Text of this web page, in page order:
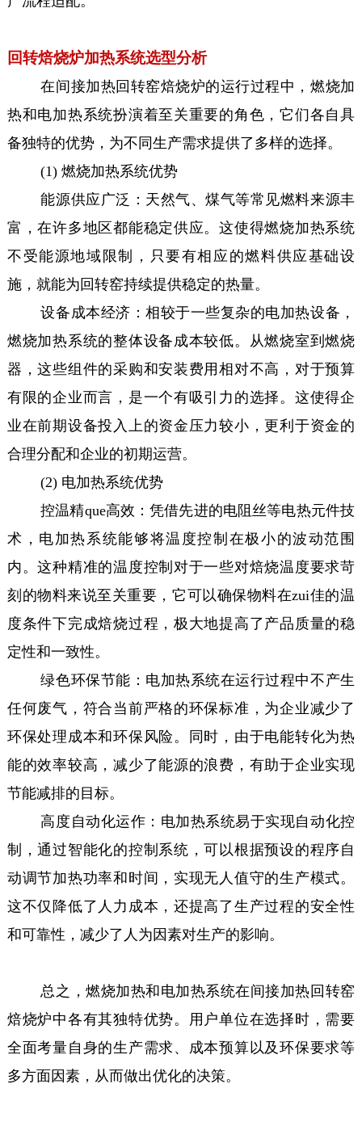
回转焙烧炉加热系统选型分析
在间接加热回转窑焙烧炉的运行过程中，燃烧加
热和电加热系统扮演着至关重要的角色，它们各自具
备独特的优势，为不同生产需求提供了多样的选择。
(1) 燃烧加热系统优势
能源供应广泛：天然气、煤气等常见燃料来源丰
富，在许多地区都能稳定供应。这使得燃烧加热系统
不受能源地域限制，只要有相应的燃料供应基础设
施，就能为回转窑持续提供稳定的热量。
设备成本经济：相较于一些复杂的电加热设备，
燃烧加热系统的整体设备成本较低。从燃烧室到燃烧
器，这些组件的采购和安装费用相对不高，对于预算
有限的企业而言，是一个有吸引力的选择。这使得企
业在前期设备投入上的资金压力较小，更利于资金的
合理分配和企业的初期运营。
(2) 电加热系统优势
控温精que高效：凭借先进的电阻丝等电热元件技
术，电加热系统能够将温度控制在极小的波动范围
内。这种精准的温度控制对于一些对焙烧温度要求苛
刻的物料来说至关重要，它可以确保物料在zui佳的温
度条件下完成焙烧过程，极大地提高了产品质量的稳
定性和一致性。
绿色环保节能：电加热系统在运行过程中不产生
任何废气，符合当前严格的环保标准，为企业减少了
环保处理成本和环保风险。同时，由于电能转化为热
能的效率较高，减少了能源的浪费，有助于企业实现
节能减排的目标。
高度自动化运作：电加热系统易于实现自动化控
制，通过智能化的控制系统，可以根据预设的程序自
动调节加热功率和时间，实现无人值守的生产模式。
这不仅降低了人力成本，还提高了生产过程的安全性
和可靠性，减少了人为因素对生产的影响。
总之，燃烧加热和电加热系统在间接加热回转窑
焙烧炉中各有其独特优势。用户单位在选择时，需要
全面考量自身的生产需求、成本预算以及环保要求等
多方面因素，从而做出优化的决策。